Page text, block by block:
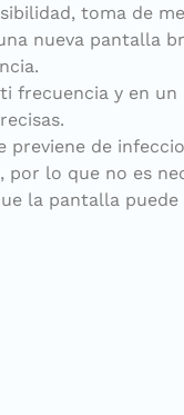
toma de
nueva
y en
previene de
lo que no es
la pantalla